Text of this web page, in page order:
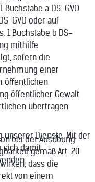
Buchstabe a DS-GVO
GVO oder auf
1 Buchstabe b DS-
mithilfe
sofern die
einer
öffentlichen
öffentlicher Gewalt
übertragen
bei der Ausübung
gemäß Art. 20
dass die
von einem
Dienste. Mit der
sich damit